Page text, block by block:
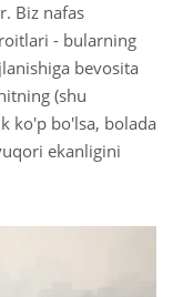
Biz nafas
- bularning
bevosita
(shu
ko'p bo'lsa, bolada
ekanligini